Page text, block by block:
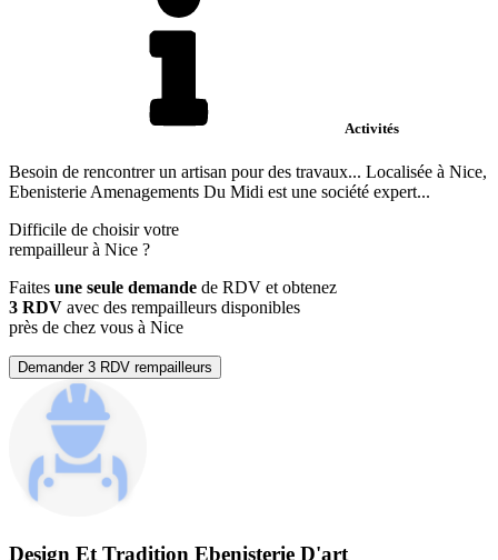
Activités
Besoin de rencontrer un artisan pour des travaux... Localisée à Nice,
Ebenisterie Amenagements Du Midi est une société expert...
Difficile de choisir votre
rempailleur à Nice ?
Faites une seule demande de RDV et obtenez
3 RDV avec des rempailleurs disponibles
près de chez vous à Nice
Demander 3 RDV rempailleurs
Design Et Tradition Ebenisterie D'art